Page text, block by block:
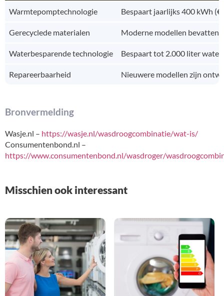
Warmtepomptechnologie Bespaart jaarlijks 400 kWh
Gerecyclede materialen Moderne modellen bevatten
Waterbesparende technologie Bespaart tot 2.000 liter
Repareerbaarheid Nieuwere modellen zijn
Bronvermelding
Wasje.nl – https://wasje.nl/wasdroogcombinatie/wat-is/
Consumentenbond.nl –
https://www.consumentenbond.nl/wasdroger/
Misschien ook interessant